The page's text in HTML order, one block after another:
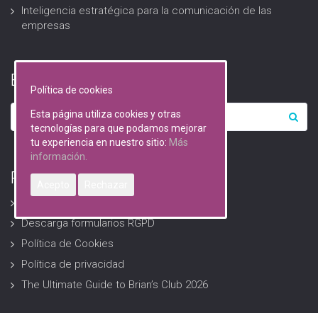
Inteligencia estratégica para la comunicación de las
empresas
Buscar…
RGPD (Protección de datos)
Descarga formularios RGPD
Política de Cookies
Política de privacidad
The Ultimate Guide to Brian’s Club 2026
Política de cookies
Esta página utiliza cookies y otras
tecnologías para que podamos mejorar
tu experiencia en nuestro sitio: Más
información.